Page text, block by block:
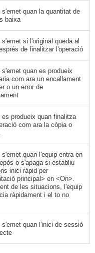
s'emet quan la quantitat de
baixa
s'emet si l'original queda al
de finalitzar l'operació
s'emet quan es produeix
com ara un encallament
o un error de
es produeix quan finalitza
com ara la còpia o
s'emet quan l'equip entra en
o s'apaga si establiu
inici ràpid per
principal> en <On>.
de les situacions, l'equip
ràpidament i el to no
s'emet quan l'inici de sessió